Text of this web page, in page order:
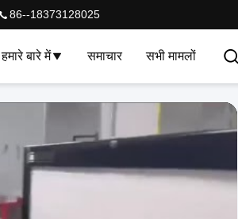
86--18373128025
हमारे बारे में समाचार सभी मामलों